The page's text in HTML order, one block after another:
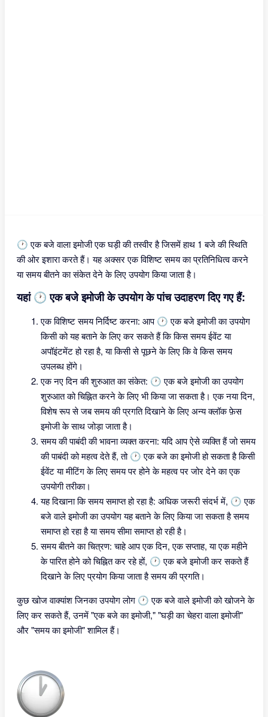
🕐 एक बजे वाला इमोजी एक घड़ी की तस्वीर है जिसमें हाथ 1 बजे की स्थिति
की ओर इशारा करते हैं। यह अक्सर एक विशिष्ट समय का प्रतिनिधित्व करने
या समय बीतने का संकेत देने के लिए उपयोग किया जाता है।
यहां 🕐 एक बजे इमोजी के उपयोग के पांच उदाहरण दिए गए हैं:
एक विशिष्ट समय निर्दिष्ट करना: आप 🕐 एक बजे इमोजी का उपयोग
किसी को यह बताने के लिए कर सकते हैं कि किस समय ईवेंट या
अपॉइंटमेंट हो रहा है, या किसी से पूछने के लिए कि वे किस समय
उपलब्ध होंगे।
एक नए दिन की शुरुआत का संकेत: 🕐 एक बजे इमोजी का उपयोग
शुरुआत को चिह्नित करने के लिए भी किया जा सकता है। एक नया दिन,
विशेष रूप से जब समय की प्रगति दिखाने के लिए अन्य क्लॉक फ़ेस
इमोजी के साथ जोड़ा जाता है।
समय की पाबंदी की भावना व्यक्त करना: यदि आप ऐसे व्यक्ति हैं जो समय
की पाबंदी को महत्व देते हैं, तो 🕐 एक बजे का इमोजी हो सकता है किसी
ईवेंट या मीटिंग के लिए समय पर होने के महत्व पर जोर देने का एक
उपयोगी तरीका।
यह दिखाना कि समय समाप्त हो रहा है: अधिक जरूरी संदर्भ में, 🕐 एक
बजे वाले इमोजी का उपयोग यह बताने के लिए किया जा सकता है समय
समाप्त हो रहा है या समय सीमा समाप्त हो रही है।
समय बीतने का चित्रण: चाहे आप एक दिन, एक सप्ताह, या एक महीने
के पारित होने को चिह्नित कर रहे हों, 🕐 एक बजे इमोजी कर सकते हैं
दिखाने के लिए प्रयोग किया जाता है समय की प्रगति।
कुछ खोज वाक्यांश जिनका उपयोग लोग 🕐 एक बजे वाले इमोजी को खोजने के
लिए कर सकते हैं, उनमें "एक बजे का इमोजी," "घड़ी का चेहरा वाला इमोजी"
और "समय का इमोजी" शामिल हैं।